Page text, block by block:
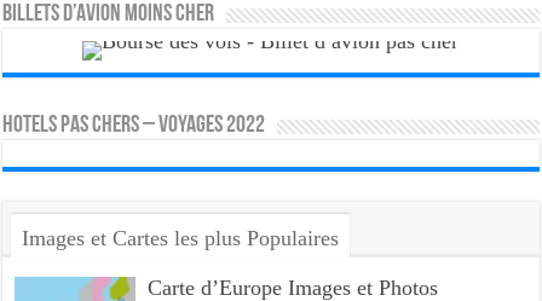
Billets d’avion moins cher
HOTELS PAS CHERS – VOYAGES 2022
Images et Cartes les plus Populaires
Carte d’Europe Images et Photos